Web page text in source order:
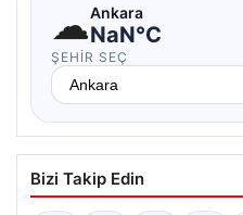
☁Ankara
NaN°C
ŞEHIR SEÇ
Bizi Takip Edin